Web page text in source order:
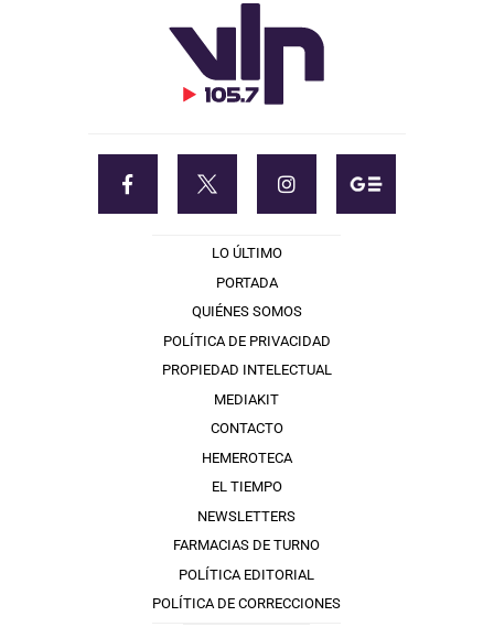
LO ÚLTIMO
PORTADA
QUIÉNES SOMOS
POLÍTICA DE PRIVACIDAD
PROPIEDAD INTELECTUAL
MEDIAKIT
CONTACTO
HEMEROTECA
EL TIEMPO
NEWSLETTERS
FARMACIAS DE TURNO
POLÍTICA EDITORIAL
POLÍTICA DE CORRECCIONES